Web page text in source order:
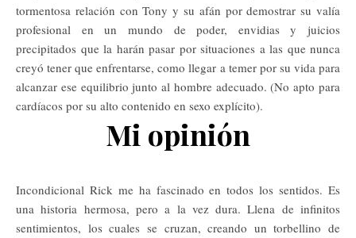
tormentosa relación con Tony y su afán por demostrar su valía
profesional en un mundo de poder, envidias y juicios
precipitados que la harán pasar por situaciones a las que nunca
creyó tener que enfrentarse, como llegar a temer por su vida para
alcanzar ese equilibrio junto al hombre adecuado. (No apto para
cardíacos por su alto contenido en sexo explícito).
Mi opinión
Incondicional Rick me ha fascinado en todos los sentidos. Es
una historia hermosa, pero a la vez dura. Llena de infinitos
sentimientos, los cuales se cruzan, creando un torbellino de